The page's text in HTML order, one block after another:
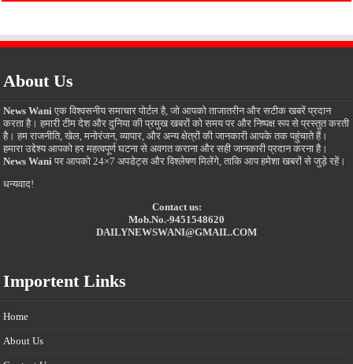
About Us
News Wani एक विश्वसनीय समाचार पोर्टल है, जो आपको ताजातरीन और सटीक खबरें प्रदान
करता है। हमारी टीम देश और दुनिया की प्रमुख खबरों को समय पर और निष्पक्ष रूप से प्रस्तुत करती
है। हम राजनीति, खेल, मनोरंजन, व्यापार, और अन्य क्षेत्रों की जानकारी आपके तक पहुंचाते हैं।
हमारा उद्देश्य आपको हर महत्वपूर्ण घटना से अवगत कराना और सही जानकारी प्रदान करना है।
News Wani पर आपको 24×7 अपडेट्स और विश्लेषण मिलेंगे, ताकि आप हमेशा खबरों से जुड़े रहें।
धन्यवाद!
Contact us:
Mob.No.-9451548620
DAILYNEWSWANI@GMAIL.COM
Importent Links
Home
About Us